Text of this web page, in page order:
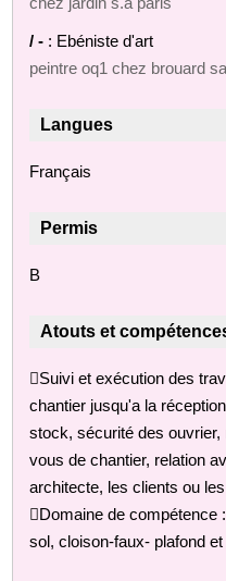
/ - : Ebéniste d'art
peintre oq1 chez brouard
Langues
Français
Permis
B
Atouts et
Suivi et exécution des
chantier jusqu'a la
stock, sécurité des
vous de chantier, relation
architecte, les clients ou
Domaine de compétence
sol, cloison-faux- plafond